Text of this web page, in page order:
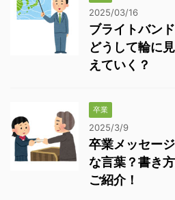
2025/03/16
ブライトバン
どうして輪に
えていく？
卒業
2025/3/9
卒業メッセー
な言葉？書き
ご紹介！